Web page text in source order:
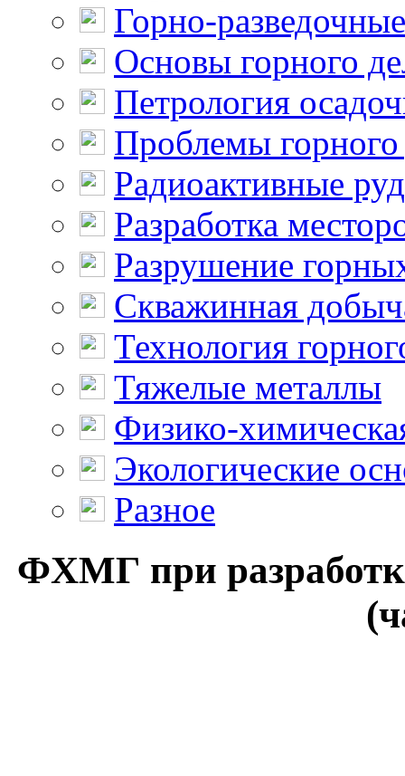
Горно-
Основы горного
Петрология
Проблемы горного
Радиоактивные
Разработка
Разрушение
Скважинная
Технология
Тяжелые металлы
Физико-
Экологические
Разное
ФХМГ при